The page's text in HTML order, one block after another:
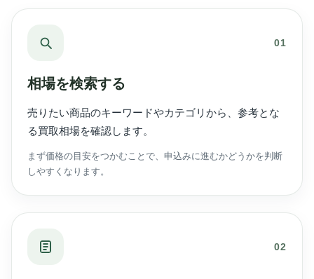
01
相場を検索する
売りたい商品のキーワードやカテゴリから、参考とな
る買取相場を確認します。
まず価格の目安をつかむことで、申込みに進むかどうかを判断
しやすくなります。
02